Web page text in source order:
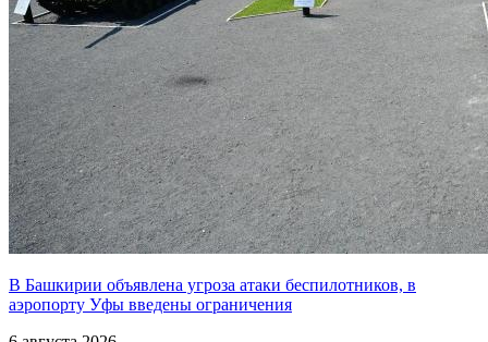
В Башкирии объявлена угроза атаки беспилотников, в
аэропорту Уфы введены ограничения